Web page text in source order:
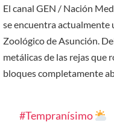
El canal GEN / Nación
se encuentra actualmente
Zoológico de Asunción.
metálicas de las rejas que
bloques completamente
#Tempranísimo